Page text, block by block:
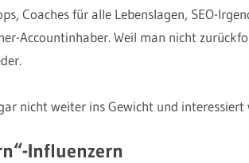
Coaches für alle Lebenslagen, SEO-
Accountinhaber. Weil man nicht
nicht weiter ins Gewicht und interessiert
Influenzern